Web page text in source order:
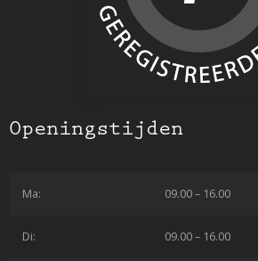
Openingstijden
Ma: 09.00 – 16.00
Di: 09.00 – 16.00